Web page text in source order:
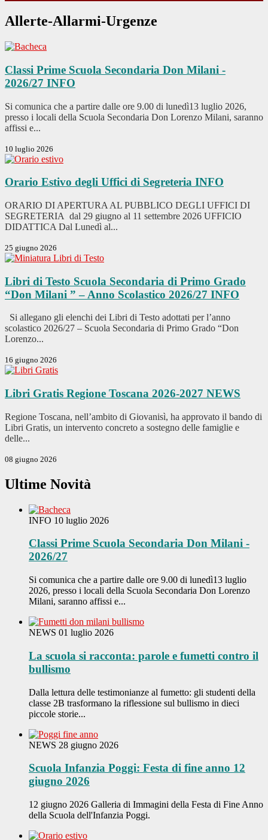
Allerte-Allarmi-Urgenze
Classi Prime Scuola Secondaria Don Milani -
2026/27 INFO
Si comunica che a partire dalle ore 9.00 di lunedì13 luglio 2026,
presso i locali della Scuola Secondaria Don Lorenzo Milani, saranno
affissi e...
10 luglio 2026
Orario Estivo degli Uffici di Segreteria INFO
ORARIO DI APERTURA AL PUBBLICO DEGLI UFFICI DI
SEGRETERIA dal 29 giugno al 11 settembre 2026 UFFICIO
DIDATTICA Dal Lunedì al...
25 giugno 2026
Libri di Testo Scuola Secondaria di Primo Grado
“Don Milani ” – Anno Scolastico 2026/27 INFO
Si allegano gli elenchi dei Libri di Testo adottati per l’anno
scolastico 2026/27 – Scuola Secondaria di Primo Grado “Don
Lorenzo...
16 giugno 2026
Libri Gratis Regione Toscana 2026-2027 NEWS
Regione Toscana, nell’ambito di Giovanisì, ha approvato il bando di
Libri Gratis, un intervento concreto a sostegno delle famiglie e
delle...
08 giugno 2026
Ultime Novità
INFO 10 luglio 2026
Classi Prime Scuola Secondaria Don Milani -
2026/27
Si comunica che a partire dalle ore 9.00 di lunedì13 luglio
2026, presso i locali della Scuola Secondaria Don Lorenzo
Milani, saranno affissi e...
NEWS 01 luglio 2026
La scuola si racconta: parole e fumetti contro il
bullismo
Dalla lettura delle testimonianze al fumetto: gli studenti della
classe 2B trasformano la riflessione sul bullismo in dieci
piccole storie...
NEWS 28 giugno 2026
Scuola Infanzia Poggi: Festa di fine anno 12
giugno 2026
12 giugno 2026 Galleria di Immagini della Festa di Fine Anno
della Scuola dell'Infanzia Poggi.